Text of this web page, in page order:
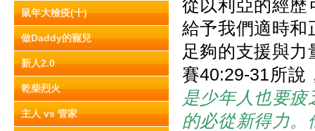
鼠年大檢疫(十)
做Daddy的寵兒
新人2.0
乾柴烈火
主人 vs 管家
從以利亞的經歷
給予我們適時和
足夠的支援與
賽40:29-31所說
是少年人也要
的必從新得力